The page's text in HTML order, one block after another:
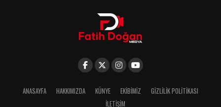
ANASAYFA HAKKIMIZDA KÜNYE EKIBIMIZ
GIZLILIK POLITIKASI
İLETIŞIM